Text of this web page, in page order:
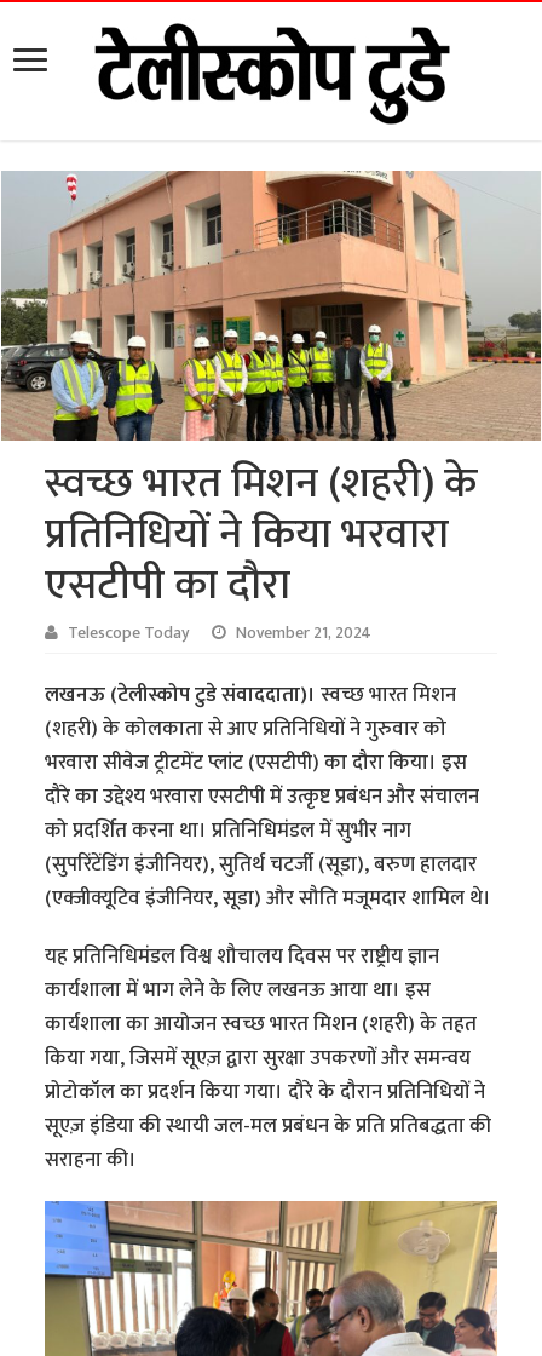
स्वच्छ भारत मिशन (शहरी) के
प्रतिनिधियों ने किया भरवारा
एसटीपी का दौरा
Telescope Today November 21, 2024
लखनऊ (टेलीस्कोप टुडे संवाददाता)।स्वच्छ भारत मिशन
(शहरी) के कोलकाता से आए प्रतिनिधियों ने गुरुवार को
भरवारा सीवेज ट्रीटमेंट प्लांट (एसटीपी) का दौरा किया। इस
दौरे का उद्देश्य भरवारा एसटीपी में उत्कृष्ट प्रबंधन और संचालन
को प्रदर्शित करना था। प्रतिनिधिमंडल में सुभीर नाग
(सुपरिंटेंडिंग इंजीनियर), सुतिर्थ चटर्जी (सूडा), बरुण हालदार
(एक्जीक्यूटिव इंजीनियर, सूडा) और सौति मजूमदार शामिल थे।
यह प्रतिनिधिमंडल विश्व शौचालय दिवस पर राष्ट्रीय ज्ञान
कार्यशाला में भाग लेने के लिए लखनऊ आया था। इस
कार्यशाला का आयोजन स्वच्छ भारत मिशन (शहरी) के तहत
किया गया, जिसमें सूएज़ द्वारा सुरक्षा उपकरणों और समन्वय
प्रोटोकॉल का प्रदर्शन किया गया। दौरे के दौरान प्रतिनिधियों ने
सूएज़ इंडिया की स्थायी जल-मल प्रबंधन के प्रति प्रतिबद्धता की
सराहना की।